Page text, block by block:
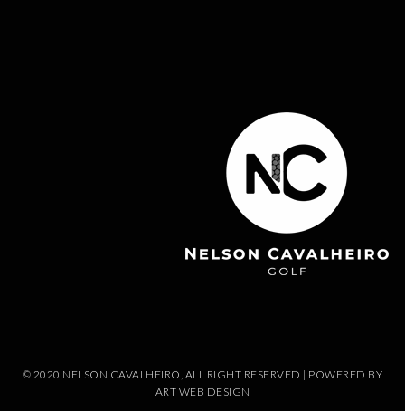
© 2020 NELSON CAVALHEIRO, ALL RIGHT RESERVED | POWERED BY
ART WEB DESIGN